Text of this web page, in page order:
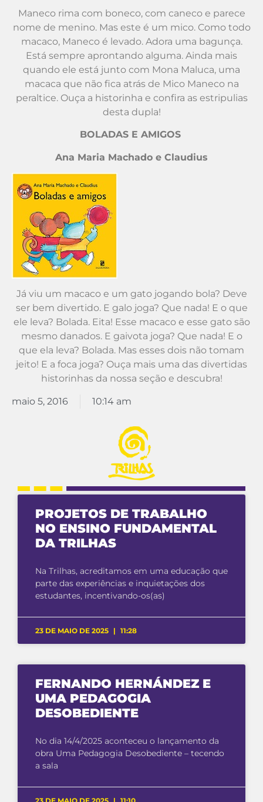
Maneco rima com boneco, com caneco e parece
nome de menino. Mas este é um mico. Como todo
macaco, Maneco é levado. Adora uma bagunça.
Está sempre aprontando alguma. Ainda mais
quando ele está junto com Mona Maluca, uma
macaca que não fica atrás de Mico Maneco na
peraltice. Ouça a historinha e confira as estripulias
desta dupla!
BOLADAS E AMIGOS
Ana Maria Machado e Claudius
Já viu um macaco e um gato jogando bola? Deve
ser bem divertido. E galo joga? Que nada! E o que
ele leva? Bolada. Eita! Esse macaco e esse gato são
mesmo danados. E gaivota joga? Que nada! E o
que ela leva? Bolada. Mas esses dois não tomam
jeito! E a foca joga? Ouça mais uma das divertidas
historinhas da nossa seção e descubra!
maio 5, 2016 10:14 am
PROJETOS DE TRABALHO
NO ENSINO FUNDAMENTAL
DA TRILHAS
Na Trilhas, acreditamos em uma educação que
parte das experiências e inquietações dos
estudantes, incentivando-os(as)
23 DE MAIO DE 2025 11:28
FERNANDO HERNÁNDEZ E
UMA PEDAGOGIA
DESOBEDIENTE
No dia 14/4/2025 aconteceu o lançamento da
obra Uma Pedagogia Desobediente – tecendo
a sala